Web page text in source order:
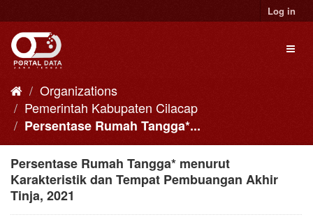
to
content
Log in
Organizations
Pemerintah Kabupaten Cilacap
Persentase Rumah Tangga*...
Persentase Rumah Tangga* menurut
Karakteristik dan Tempat Pembuangan Akhir
Tinja, 2021